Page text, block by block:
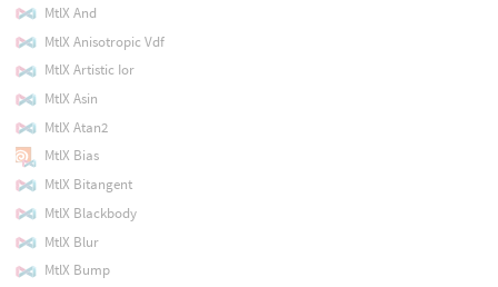
MtlX And
MtlX Anisotropic Vdf
MtlX Artistic Ior
MtlX Asin
MtlX Atan2
MtlX Bias
MtlX Bitangent
MtlX Blackbody
MtlX Blur
MtlX Bump